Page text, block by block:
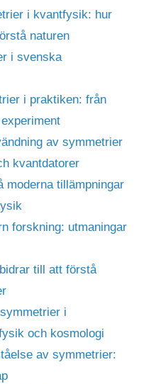
i kvantfysik: hur
naturen
i svenska
i praktiken: från
av symmetrier
kvantdatorer
moderna tillämpningar
forskning: utmaningar
till att förstå
i
och kosmologi
av symmetrier: